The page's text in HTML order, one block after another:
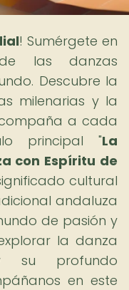
! Sumérgete en
las danzas
Descubre la
milenarias y la
a cada
principal "La
con Espíritu de
cultural
andaluza
de pasión y
la danza
su profundo
en este